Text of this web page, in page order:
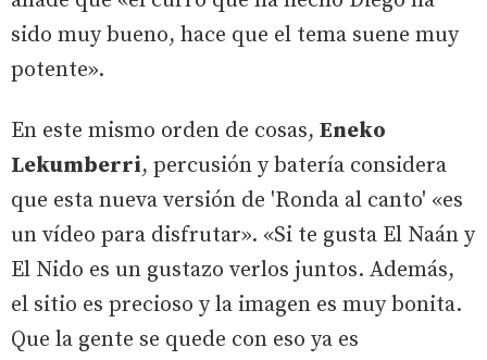
sido muy bueno, hace que el tema suene muy
potente».
En este mismo orden de cosas, Eneko
Lekumberri, percusión y batería considera
que esta nueva versión de 'Ronda al canto' «es
un vídeo para disfrutar». «Si te gusta El Naán y
El Nido es un gustazo verlos juntos. Además,
el sitio es precioso y la imagen es muy bonita.
Que la gente se quede con eso ya es